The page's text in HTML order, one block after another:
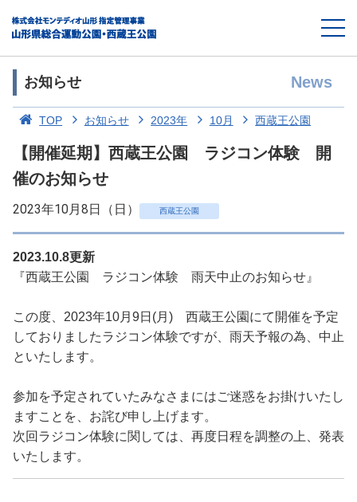
お知らせ News
TOP お知らせ 2023年 10月 西蔵王公園
【開催延期】西蔵王公園 ラジコン体験 開
催のお知らせ
2023年10月8日（日） 西蔵王公園
2023.10.8更新
『西蔵王公園 ラジコン体験 雨天中止のお知らせ』
この度、2023年10月9日(月) 西蔵王公園にて開催を予定
しておりましたラジコン体験ですが、雨天予報の為、中止
といたします。
参加を予定されていたみなさまにはご迷惑をお掛けいたし
ますことを、お詫び申し上げます。
次回ラジコン体験に関しては、再度日程を調整の上、発表
いたします。